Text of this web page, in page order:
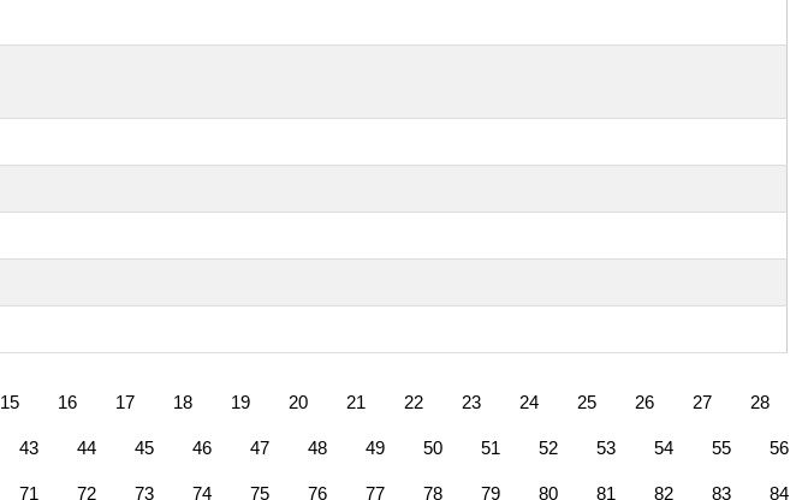
15 16 17 18 19 20 21 22 23 24 25 26 27 28
43 44 45 46 47 48 49 50 51 52 53 54 55 56
71 72 73 74 75 76 77 78 79 80 81 82 83 84